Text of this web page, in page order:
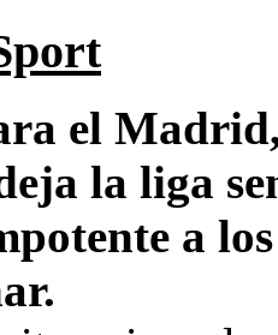
el
la liga
a